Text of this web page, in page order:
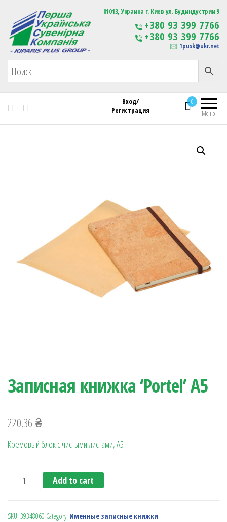
Первая Украинская Сувенирная Компания Изготовление
сувенирной продукции
с логотипом
01013, Украина г. Киев ул. Будиндустрии 9
+380 93 399 7766
+380 93 399 7766
1pusk@ukr.net
Меню
0
Вход/
Регистрация
Записная книжка ‘Portel’ А5
220.36 ₴
Кремовый блок с чистыми листами, А5
Записная книжка 'Portel' А5 quantity
Add to cart
SKU: 39348060 Category: Именные записные книжки